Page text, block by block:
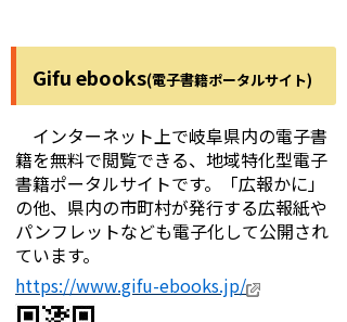
Gifu ebooks(電子書籍ポータルサイト)
インターネット上で岐阜県内の電子書
籍を無料で閲覧できる、地域特化型電子
書籍ポータルサイトです。「広報かに」
の他、県内の市町村が発行する広報紙や
パンフレットなども電子化して公開され
ています。
https://www.gifu-ebooks.jp/